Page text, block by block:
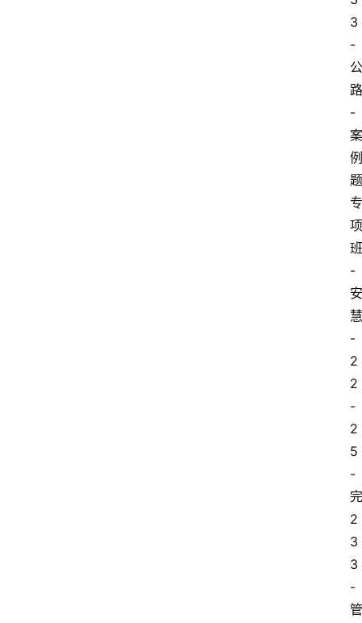
3
-
公
路
-
案
例
题
专
项
班
-
安
慧
-
2
2
-
2
5
-
完
2
3
3
-
管